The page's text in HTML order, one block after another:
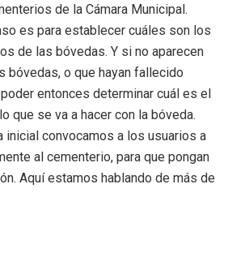
de la Cámara Municipal.
es para establecer cuáles son los
de las bóvedas. Y si no aparecen
bóvedas, o que hayan fallecido
entonces determinar cuál es el
que se va a hacer con la bóveda.
inicial convocamos a los usuarios a
al cementerio, para que pongan
Aquí estamos hablando de más de